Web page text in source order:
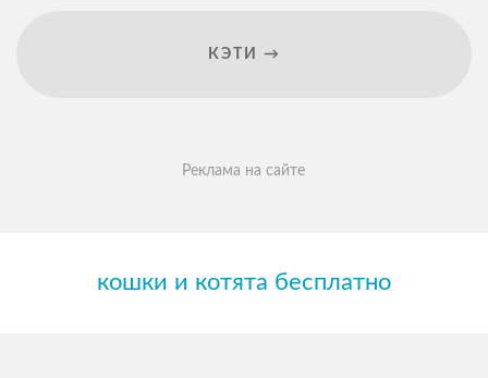
КЭТИ →
Реклама на сайте
кошки и котята бесплатно